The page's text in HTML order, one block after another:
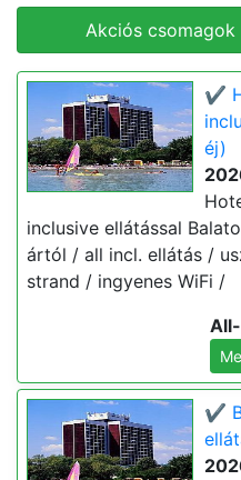
Akciós
✔️
éj)
inclusive ellátással
ártól / all incl. ellátás /
strand / ingyenes WiFi /
✔️